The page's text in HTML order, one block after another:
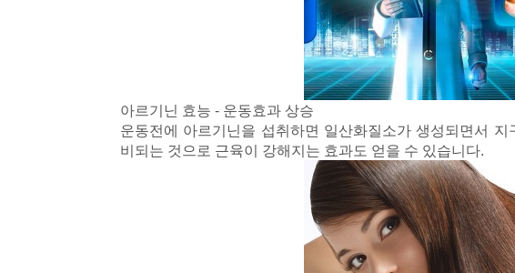
아르기닌 효능 - 운동효과 상승
운동전에 아르기닌을 섭취하면 일산화질소가 생성되면서
비되는 것으로 근육이 강해지는 효과도 얻을 수 있습니다.